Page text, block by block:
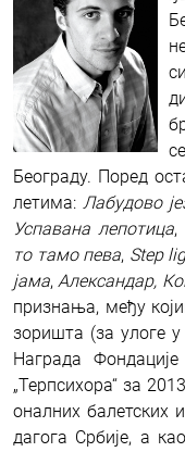
Бе­о­гра­ду. По­ред
ле­ти­ма:Лабудoвo
Успа­ва­на ле­по­ти­ца,
то та­мо пе­ва, Step
ја­ма,Алек­сан­дар,
при­зна­ња, ме­ђу
зо­ри­шта (за уло­ге
На­гра­да
„Терп­си­хо­ра“ за
о­нал­них ба­лет­ских
да­го­га Ср­би­је, а